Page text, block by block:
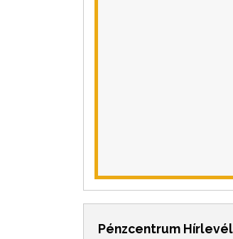
Pénzcentrum